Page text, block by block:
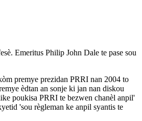
Emeritus Philip John Dale te pase sou
premye prezidan PRRI nan 2004 to
èdtan an sonje ki jan nan diskou
poukisa PRRI te bezwen chanèl anpil'
'sou règleman ke anpil syantis te